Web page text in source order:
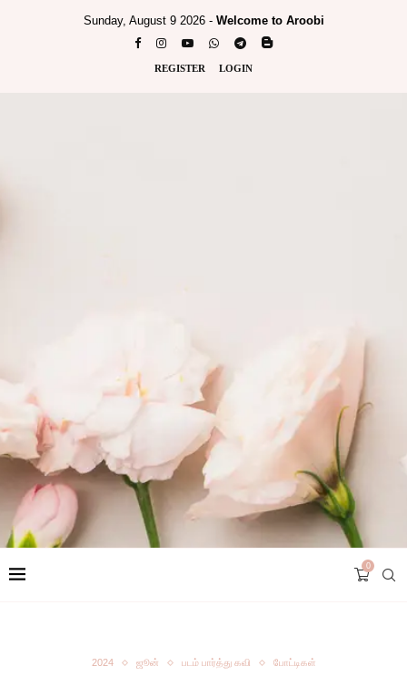
Sunday, August 9 2026 - Welcome to Aroobi
REGISTER LOGIN
0
2024 ஜூன் படம் பார்த்து கவி போட்டிகள்